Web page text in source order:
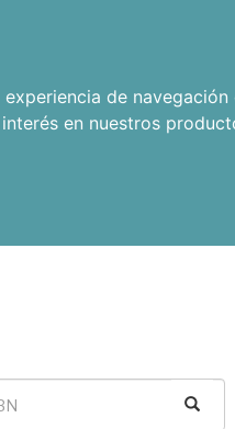
de navegación
en nuestros